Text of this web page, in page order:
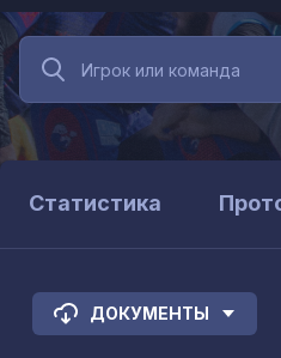
Статистика
ДОКУМЕНТЫ